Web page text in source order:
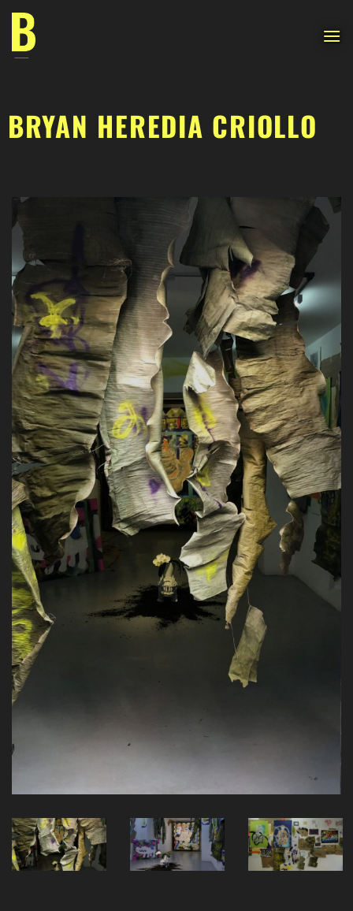
Saltar
contenido
BRYAN HEREDIA CRIOLLO